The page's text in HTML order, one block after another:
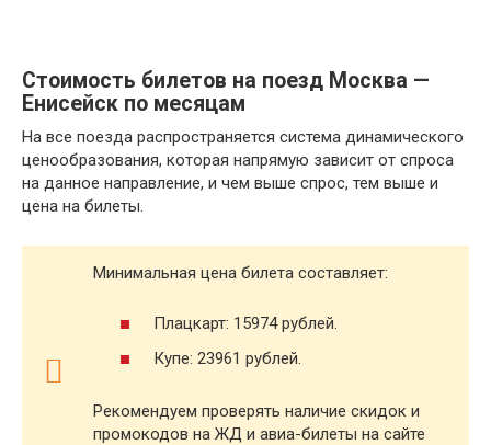
Стоимость билетов на поезд Москва —
Енисейск по месяцам
На все поезда распространяется система динамического
ценообразования, которая напрямую зависит от спроса
на данное направление, и чем выше спрос, тем выше и
цена на билеты.
Минимальная цена билета составляет:
Плацкарт: 15974 рублей.
Купе: 23961 рублей.
Рекомендуем проверять наличие скидок и
промокодов на ЖД и авиа-билеты на сайте